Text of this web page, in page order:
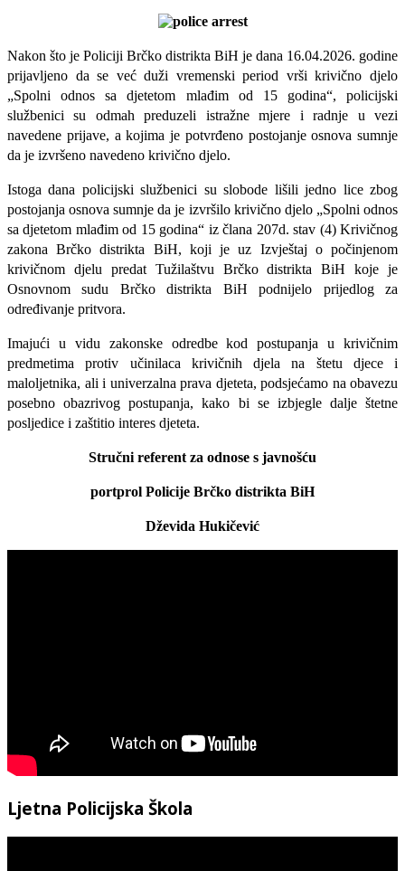
Nakon što je Policiji Brčko distrikta BiH je dana 16.04.2026. godine
prijavljeno da se već duži vremenski period vrši krivično djelo
„Spolni odnos sa djetetom mlađim od 15 godina“, policijski
službenici su odmah preduzeli istražne mjere i radnje u vezi
navedene prijave, a kojima je potvrđeno postojanje osnova sumnje
da je izvršeno navedeno krivično djelo.
Istoga dana policijski službenici su slobode lišili jedno lice zbog
postojanja osnova sumnje da je izvršilo krivično djelo „Spolni odnos
sa djetetom mlađim od 15 godina“ iz člana 207d. stav (4) Krivičnog
zakona Brčko distrikta BiH, koji je uz Izvještaj o počinjenom
krivičnom djelu predat Tužilaštvu Brčko distrikta BiH koje je
Osnovnom sudu Brčko distrikta BiH podnijelo prijedlog za
određivanje pritvora.
Imajući u vidu zakonske odredbe kod postupanja u krivičnim
predmetima protiv učinilaca krivičnih djela na štetu djece i
maloljetnika, ali i univerzalna prava djeteta, podsjećamo na obavezu
posebno obazrivog postupanja, kako bi se izbjegle dalje štetne
posljedice i zaštitio interes djeteta.
Stručni referent za odnose s javnošću
portprol Policije Brčko distrikta BiH
Dževida Hukičević
Ljetna Policijska Škola